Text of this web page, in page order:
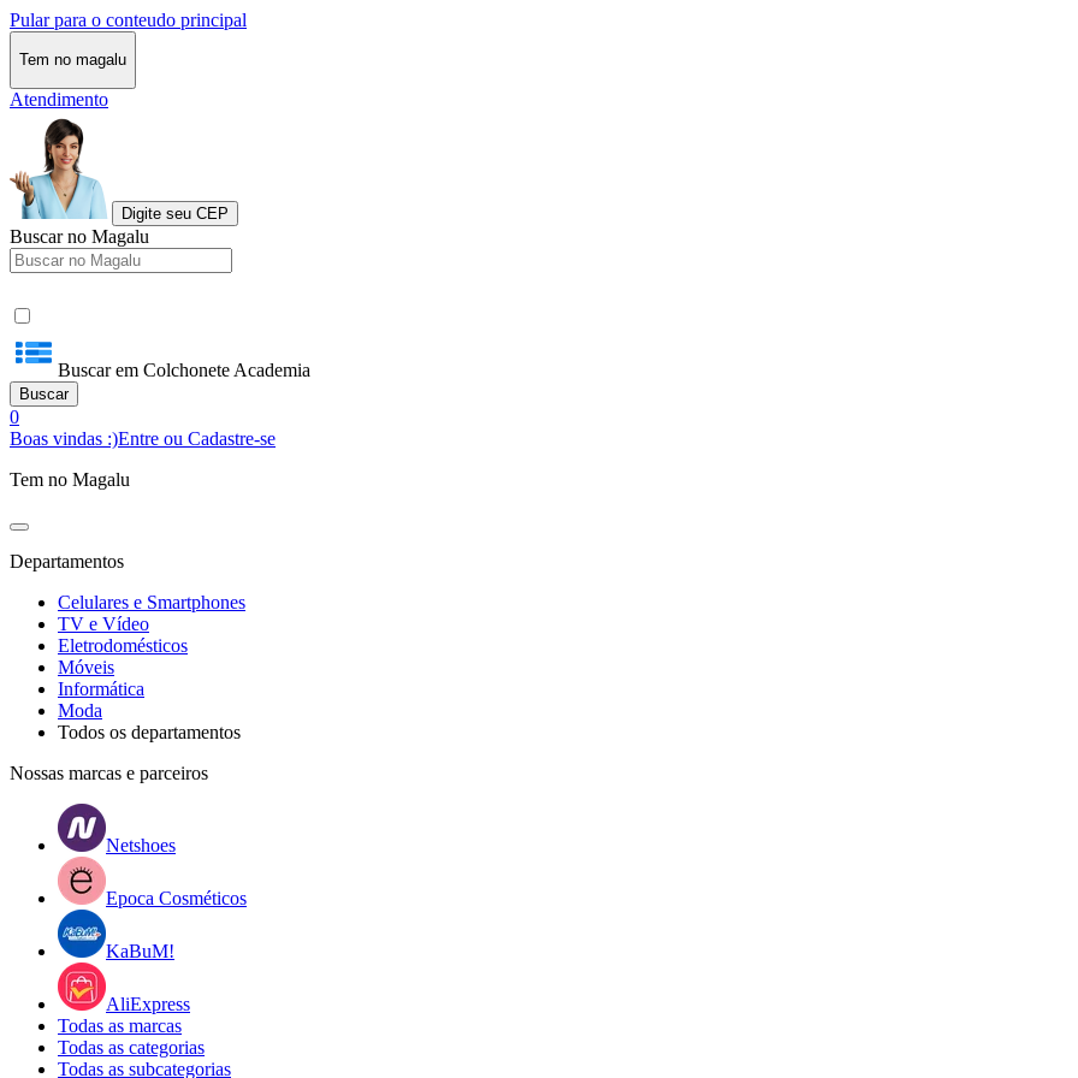
Pular para o conteudo principal
Tem no magalu
Atendimento
Digite seu CEP
Buscar no Magalu
Buscar em Colchonete Academia
Buscar
0
Boas vindas :)Entre ou Cadastre-se
Tem no Magalu
Departamentos
Celulares e Smartphones
TV e Vídeo
Eletrodomésticos
Móveis
Informática
Moda
Todos os departamentos
Nossas marcas e parceiros
Netshoes
Epoca Cosméticos
KaBuM!
AliExpress
Todas as marcas
Todas as categorias
Todas as subcategorias